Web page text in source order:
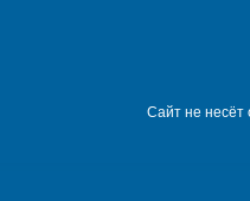
Сайт не несёт